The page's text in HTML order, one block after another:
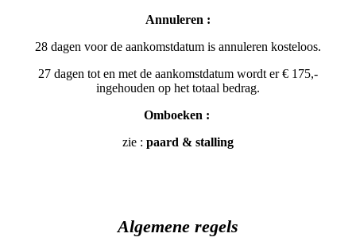
Annuleren :
28 dagen voor de aankomstdatum is annuleren kosteloos.
27 dagen tot en met de aankomstdatum wordt er € 175,-
ingehouden op het totaal bedrag.
Omboeken :
zie : paard & stalling
Algemene regels